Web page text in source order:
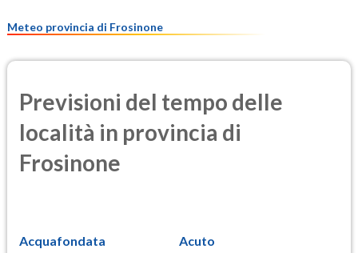
Meteo provincia di Frosinone
Previsioni del tempo delle
località in provincia di
Frosinone
Acquafondata Acuto